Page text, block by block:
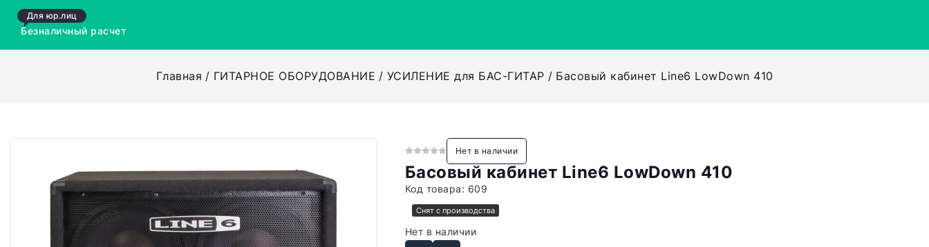
Для юр.лиц
Безналичный расчет
Главная ГИТАРНОЕ ОБОРУДОВАНИЕ УСИЛЕНИЕ для БАС-ГИТАР Басовый кабинет Line6 LowDown 410
Нет в наличии
Басовый кабинет Line6 LowDown 410
Код товара: 609
Снят с производства
Нет в наличии